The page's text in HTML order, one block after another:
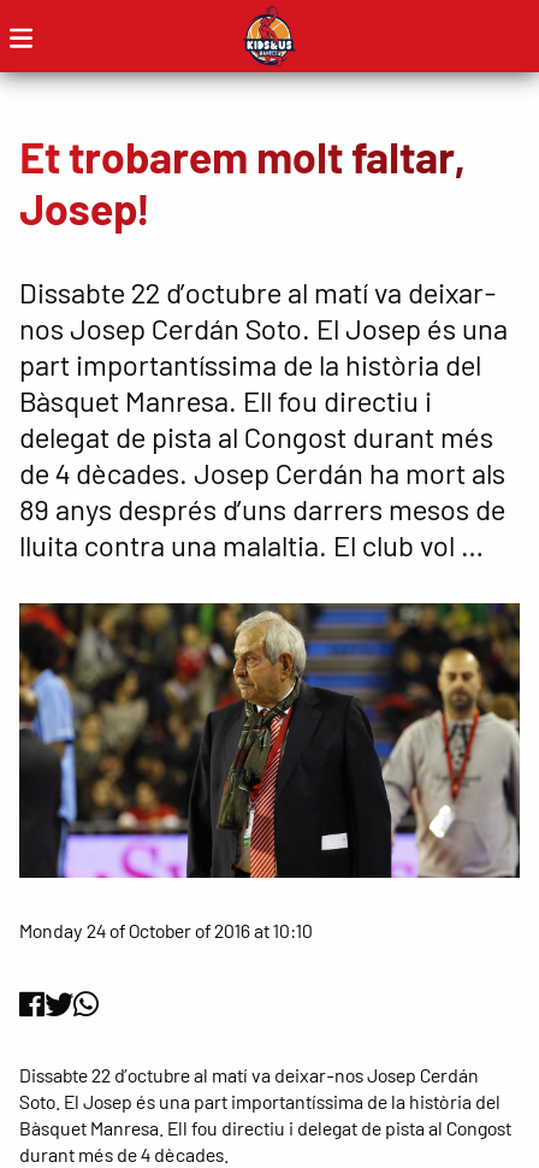
Et trobarem molt faltar,
Josep!
Dissabte 22 d’octubre al matí va deixar-
nos Josep Cerdán Soto. El Josep és una
part importantíssima de la història del
Bàsquet Manresa. Ell fou directiu i
delegat de pista al Congost durant més
de 4 dècades. Josep Cerdán ha mort als
89 anys després d’uns darrers mesos de
lluita contra una malaltia. El club vol …
Monday 24 of October of 2016 at 10:10
Dissabte 22 d’octubre al matí va deixar-nos Josep Cerdán
Soto. El Josep és una part importantíssima de la història del
Bàsquet Manresa. Ell fou directiu i delegat de pista al Congost
durant més de 4 dècades.